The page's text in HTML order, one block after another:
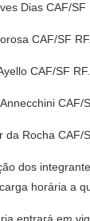
Dias CAF/
CAF/SF
CAF/SF
da Rocha
dos
horária a